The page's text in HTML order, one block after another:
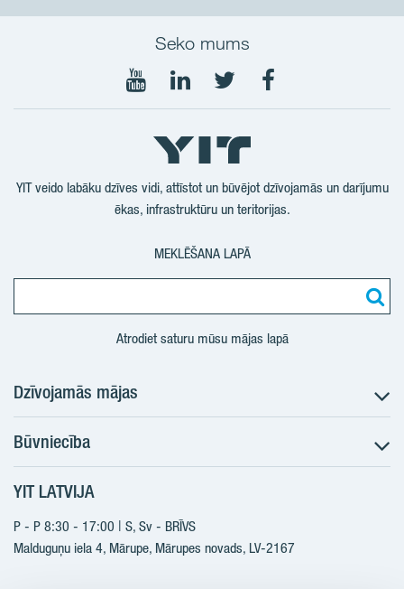
Seko mums
Seko
mums
YouTube
Seko
mums
LinkedIn
Seko
mums
Twtitter
Seko
YIT veido labāku dzīves vidi, attīstot un būvējot dzīvojamās un darījumu
ēkas, infrastruktūru un teritorijas.
MEKLĒŠANA LAPĀ
Atrodiet saturu mūsu mājas lapā
Dzīvojamās mājas
Meklēt dzīvokli
Nākotnes projekti
Pārdošanas informācija
YIT Plus
Kontakti
Būvniecība
Būvniecība
Jaunie projekti
Realizētie projekti
YIT LATVIJA
P - P 8:30 - 17:00 | S, Sv - BRĪVS
Malduguņu iela 4, Mārupe, Mārupes novads, LV-2167